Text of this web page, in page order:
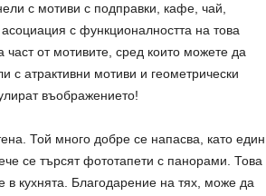
с мотиви с подправки, кафе, чай,
с функционалността на това
от мотивите, сред които можете да
с атрактивни мотиви и геометрически
въображението!
Той много добре се напасва, като един
се търсят фототапети с панорами. Това
кухнята. Благодарение на тях, може да